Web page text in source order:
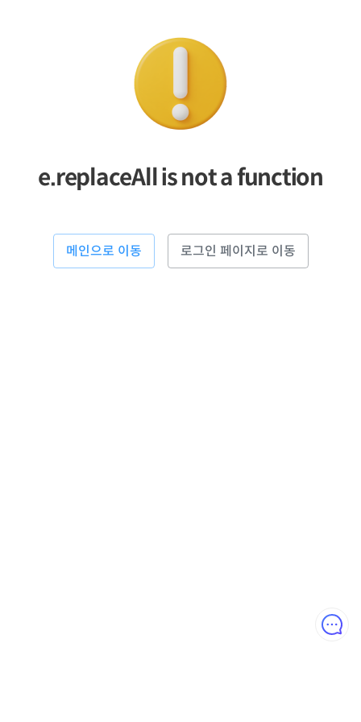
e.replaceAll is not a function
메인으로 이동 로그인 페이지로 이동